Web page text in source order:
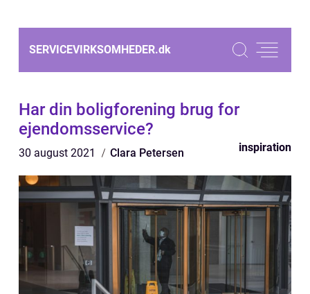
SERVICEVIRKSOMHEDER.dk
Har din boligforening brug for
ejendomsservice?
30 august 2021 Clara Petersen inspiration